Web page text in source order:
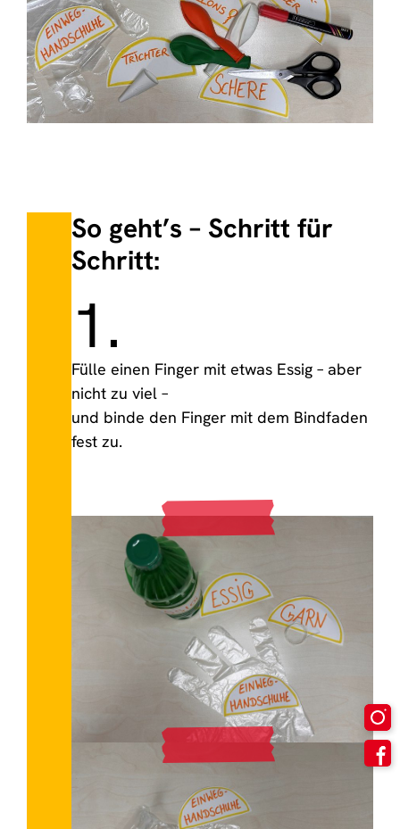
So geht’s – Schritt für
Schritt:
1.
Fülle einen Finger mit etwas Essig – aber
nicht zu viel –
und binde den Finger mit dem Bindfaden
fest zu.